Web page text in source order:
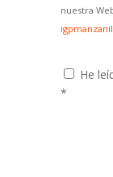
nuestra
He
*